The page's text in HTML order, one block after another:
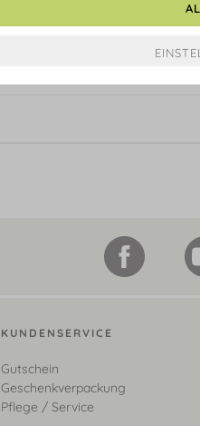
KUNDENSERVICE
Gutschein
Geschenkverpackung
Pflege / Service